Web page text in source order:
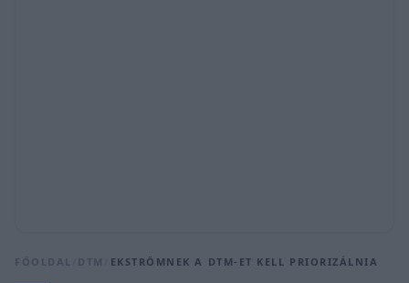
FŐOLDAL DTM EKSTRÖMNEK A DTM-ET KELL PRIORIZÁLNIA